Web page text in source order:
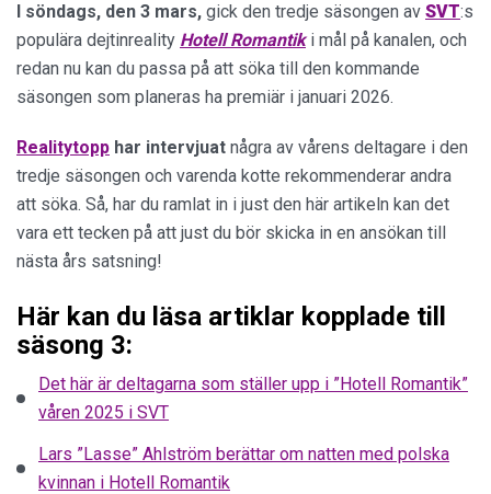
I söndags, den 3 mars, gick den tredje säsongen av SVT:s
populära dejtinreality Hotell Romantiki mål på kanalen, och
redan nu kan du passa på att söka till den kommande
säsongen som planeras ha premiär i januari 2026.
Realitytopp har intervjuat några av vårens deltagare i den
tredje säsongen och varenda kotte rekommenderar andra
att söka. Så, har du ramlat in i just den här artikeln kan det
vara ett tecken på att just du bör skicka in en ansökan till
nästa års satsning!
Här kan du läsa artiklar kopplade till
säsong 3:
Det här är deltagarna som ställer upp i ”Hotell Romantik”
våren 2025 i SVT
Lars ”Lasse” Ahlström berättar om natten med polska
kvinnan i Hotell Romantik